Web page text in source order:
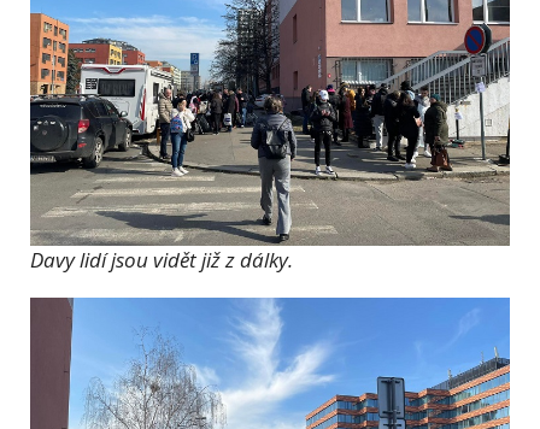
Davy lidí jsou vidět již z dálky.